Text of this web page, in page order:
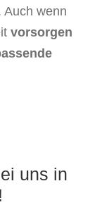
Auch wenn
vorsorgen
uns in